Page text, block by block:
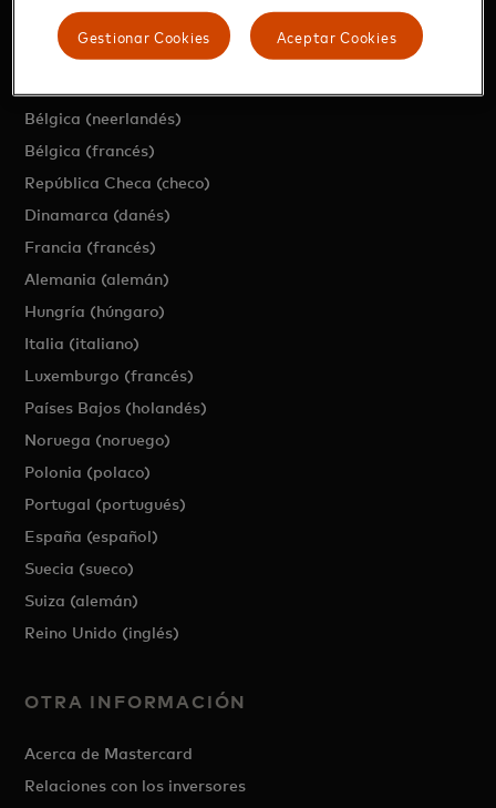
Región (inglés)
Bélgica (neerlandés)
Bélgica (francés)
República Checa (checo)
Dinamarca (danés)
Francia (francés)
Alemania (alemán)
Hungría (húngaro)
Italia (italiano)
Luxemburgo (francés)
Países Bajos (holandés)
Noruega (noruego)
Polonia (polaco)
Portugal (portugués)
España (español)
Suecia (sueco)
Suiza (alemán)
Reino Unido (inglés)
OTRA INFORMACIÓN
Acerca de Mastercard
Relaciones con los inversores
Aceptar Cookies
Gestionar Cookies